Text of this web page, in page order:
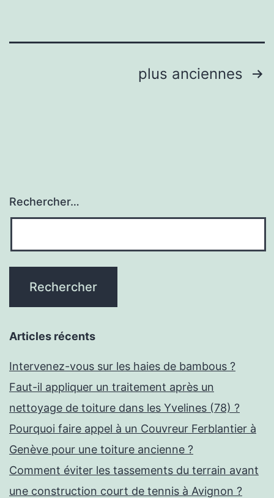
tennis
complet
plus anciennes
Rechercher…
Articles récents
Intervenez-vous sur les haies de bambous ?
Faut-il appliquer un traitement après un
nettoyage de toiture dans les Yvelines (78) ?
Pourquoi faire appel à un Couvreur Ferblantier à
Genève pour une toiture ancienne ?
Comment éviter les tassements du terrain avant
une construction court de tennis à Avignon ?